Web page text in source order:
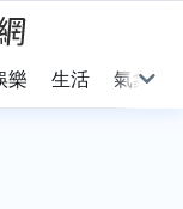
樂 生活 氣象